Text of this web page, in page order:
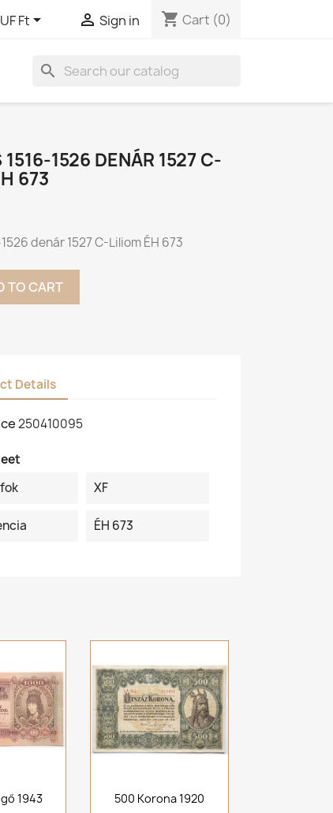
Ft  Sign in shopping_cart Cart (0)
search
1516-1526 DENÁR 1527 C-
673
denár 1527 C-Liliom ÉH 673
TO CART
Details
250410095
XF
ÉH 673
1943 500 Korona 1920